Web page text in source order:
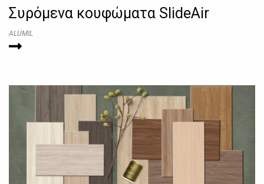
Συρόμενα κουφώματα SlideAir
ALUMIL